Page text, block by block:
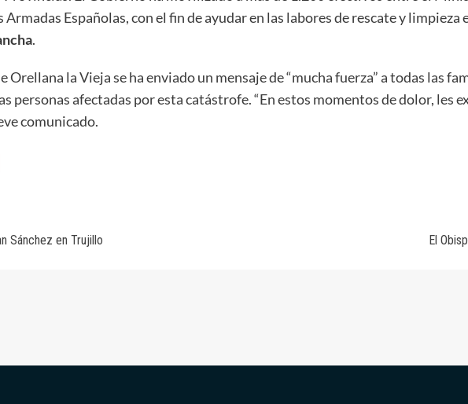
Armadas Españolas, con el fin de ayudar en las labores de rescate y
.
la Vieja se ha enviado un mensaje de “mucha fuerza” a todas las
personas afectadas por esta catástrofe. “En estos momentos de dolor,
comunicado.
Sánchez en Trujillo
El